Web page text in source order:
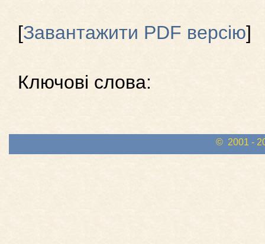
[Завантажити PDF версію]
Ключові слова:
© 2001 -